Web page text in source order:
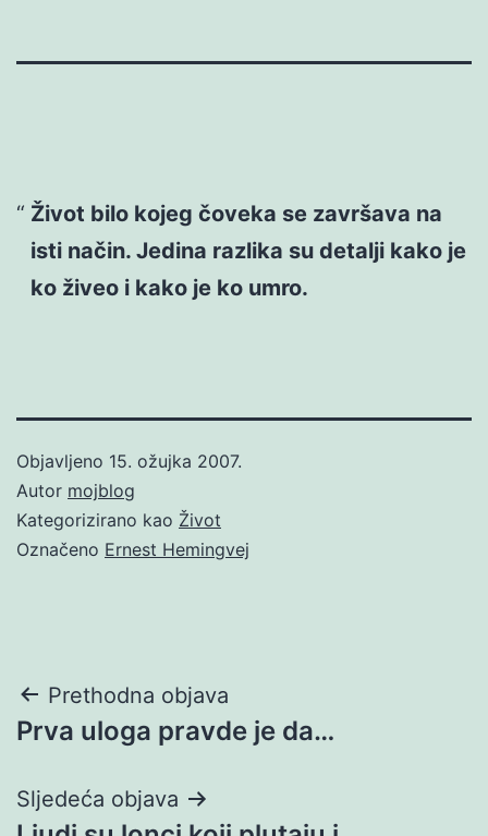
Život bilo kojeg čoveka se završava na
isti način. Jedina razlika su detalji kako je
ko živeo i kako je ko umro.
Objavljeno 15. ožujka 2007.
Autor mojblog
Kategorizirano kao Život
Označeno Ernest Hemingvej
Navigacija
objava
Prethodna objava
Prva uloga pravde je da…
Sljedeća objava